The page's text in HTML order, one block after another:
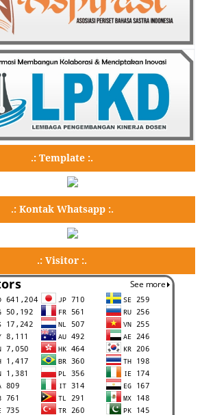
.: Template :.
.: Kontak Whatsapp :.
.: Visitor :.